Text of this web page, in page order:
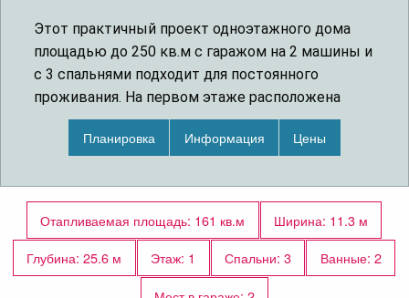
Этот практичный проект одноэтажного дома
площадью до 250 кв.м с гаражом на 2 машины и
с 3 спальнями подходит для постоянного
проживания. На первом этаже расположена
гостиная и кухня-столовая.. В хозяйской спальне
есть персональная ванная комната. Вы будете
пользуясь верандой перед домом.
Архитектурный стиль этого проекта -
`европейский`.
Материал стен деревянный каркас
Планировка Информация Цены
Отапливаемая площадь: 161 кв.м
Ширина: 11.3 м
Глубина: 25.6 м
Этаж: 1 Спальни: 3
Ванные: 2